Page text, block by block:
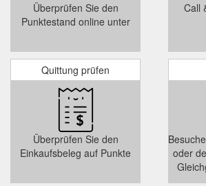
Überprüfen Sie den
Punktestand online unter
Call
Quittung prüfen
Überprüfen Sie den
Einkaufsbeleg auf Punkte
oder